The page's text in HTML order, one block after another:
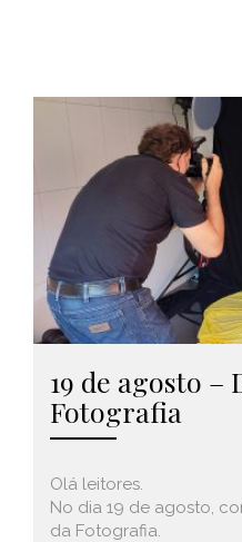
19 de agosto –
Fotografia
Olá leitores.
No dia 19 de agosto,
da Fotografia.